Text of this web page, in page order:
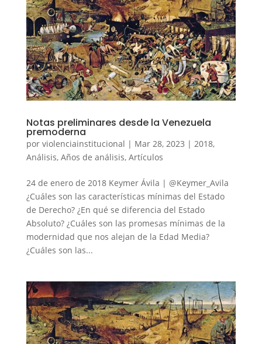
Notas preliminares desde la Venezuela
premoderna
por violenciainstitucional | Mar 28, 2023 | 2018,
Análisis, Años de análisis, Artículos
24 de enero de 2018 Keymer Ávila | @Keymer_Avila
¿Cuáles son las características mínimas del Estado
de Derecho? ¿En qué se diferencia del Estado
Absoluto? ¿Cuáles son las promesas mínimas de la
modernidad que nos alejan de la Edad Media?
¿Cuáles son las...